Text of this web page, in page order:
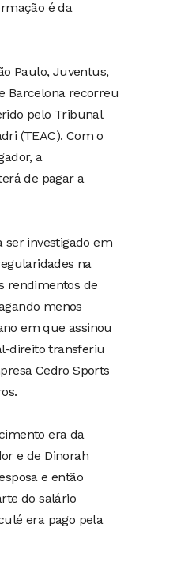
é da
Paulo, Juventus,
Barcelona recorreu
pelo Tribunal
(TEAC). Com o
a
de pagar a
ser investigado em
na
rendimentos de
menos
em que assinou
direito transferiu
Cedro Sports
era da
e de Dinorah
e então
do salário
era pago pela